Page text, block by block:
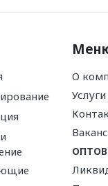
О
Услуги